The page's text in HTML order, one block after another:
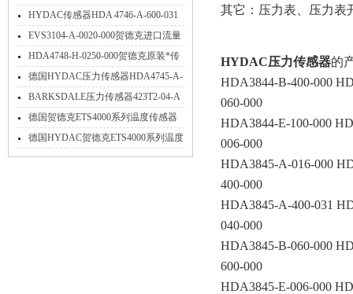
确使用方法
HYDAC传感器HDA 4746-A-600-031
介绍
EVS3104-A-0020-000贺德克进口流量
传感器技术参数简介
HDA4748-H-0250-000贺德克原装*传
感器技术详解
德国HYDAC压力传感器HDA4745-A-
016-000现货当天发货
BARKSDALE压力传感器423T2-04-A
压力使用范围
德国贺德克ETS4000系列温度传感器
产品介绍
德国HYDAC贺德克ETS4000系列温度
传感器产品介绍
其它：压力表、压力表
HYDAC压力传感器的
HDA3844-B-400-000
060-000
HDA3844-E-100-000
006-000
HDA3845-A-016-000
400-000
HDA3845-A-400-031
040-000
HDA3845-B-060-000
600-000
HDA3845-E-006-000